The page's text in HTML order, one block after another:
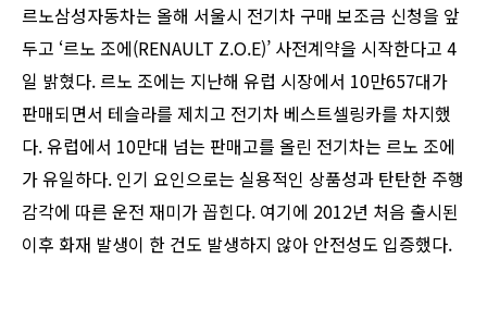
르노삼성자동차는 올해 서울시 전기차 구매 보조금 신청을 앞
두고 ‘르노 조에(RENAULT Z.O.E)’ 사전계약을 시작한다고 4
일 밝혔다. 르노 조에는 지난해 유럽 시장에서 10만657대가
판매되면서 테슬라를 제치고 전기차 베스트셀링카를 차지했
다. 유럽에서 10만대 넘는 판매고를 올린 전기차는 르노 조에
가 유일하다. 인기 요인으로는 실용적인 상품성과 탄탄한 주행
감각에 따른 운전 재미가 꼽힌다. 여기에 2012년 처음 출시된
이후 화재 발생이 한 건도 발생하지 않아 안전성도 입증했다.